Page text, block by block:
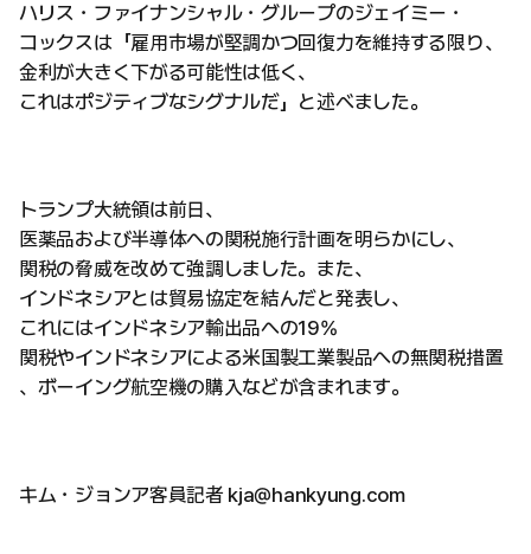
ハリス・ファイナンシャル・グループのジェイミー・
コックスは「雇用市場が堅調かつ回復力を維持する限り、
金利が大きく下がる可能性は低く、
これはポジティブなシグナルだ」と述べました。
トランプ大統領は前日、
医薬品および半導体への関税施行計画を明らかにし、
関税の脅威を改めて強調しました。また、
インドネシアとは貿易協定を結んだと発表し、
これにはインドネシア輸出品への19%
関税やインドネシアによる米国製工業製品への無関税措置
、ボーイング航空機の購入などが含まれます。
キム・ジョンア客員記者 kja@hankyung.com